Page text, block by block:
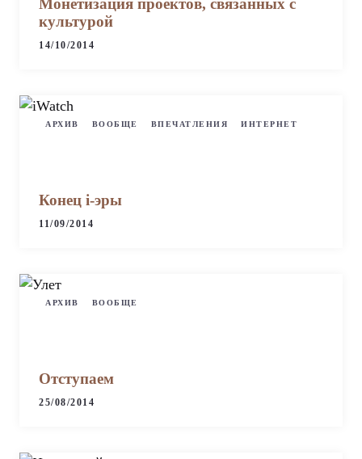
Монетизация проектов, связанных с
культурой
14/10/2014
АРХИВ ВООБЩЕ ВПЕЧАТЛЕНИЯ ИНТЕРНЕТ
Конец i-эры
11/09/2014
АРХИВ ВООБЩЕ
Отступаем
25/08/2014